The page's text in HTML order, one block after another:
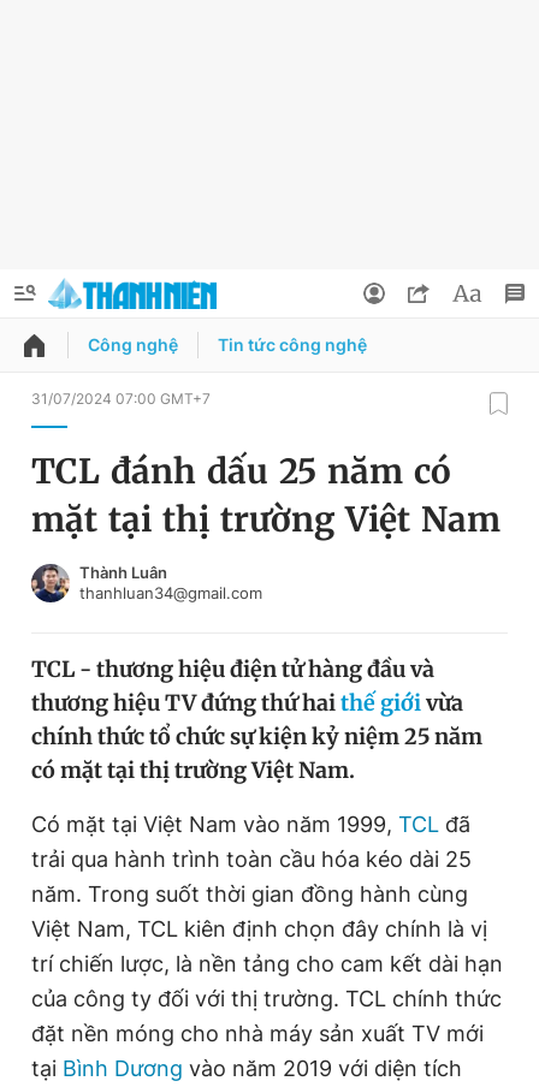
QUẢNG CÁO ĐẶT BÁO
Chuyên mục
Chuyên mục khác
Tin thị trường Tin 360
Video Magazine
Sản phẩm khác
Tiện ích Bạn cần biết
Thông tin tòa soạn Liên hệ quảng cáo
Đổi mật khẩu
Tin đã lưu
Tin đã xem
Đăng xuất
Công nghệ Tin tức công nghệ
31/07/2024 07:00 GMT+7
TCL đánh dấu 25 năm có
mặt tại thị trường Việt Nam
Thành Luân
thanhluan34@gmail.com
TCL - thương hiệu điện tử hàng đầu và
thương hiệu TV đứng thứ haithế giớivừa
chính thức tổ chức sự kiện kỷ niệm 25 năm
có mặt tại thị trường Việt Nam.
Có mặt tại Việt Nam vào năm 1999, TCL đã
trải qua hành trình toàn cầu hóa kéo dài 25
năm. Trong suốt thời gian đồng hành cùng
Việt Nam, TCL kiên định chọn đây chính là vị
trí chiến lược, là nền tảng cho cam kết dài hạn
của công ty đối với thị trường. TCL chính thức
đặt nền móng cho nhà máy sản xuất TV mới
tại Bình Dương vào năm 2019 với diện tích